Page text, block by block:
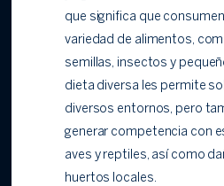
que significa que
variedad de alimentos,
semillas, insectos y
dieta diversa les permite
diversos entornos, pero
generar competencia con
aves y reptiles, así como
huertos locales.